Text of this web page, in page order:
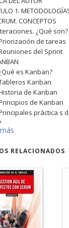
1.
CONCEPTOS
¿Qué son?
de tareas
del Sprint
es Kanban?
Kanban
de Kanban
de Kanban
práctica s
de XP
es XP?
Valores de XP
en XP
Roles de XP
UTILIZAR
ENTRE
COMBINAR
RELACIONADOS